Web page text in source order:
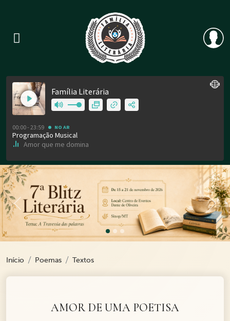
Previous
Início Poemas Textos
AMOR DE UMA POETISA